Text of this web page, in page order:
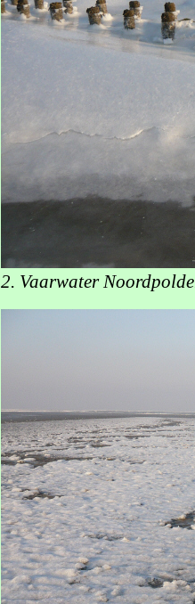
2. Vaarwater